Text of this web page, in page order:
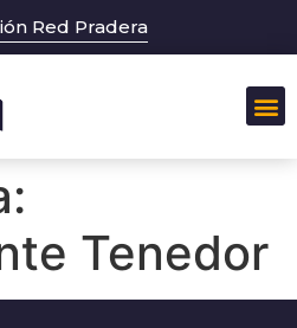
Red Pradera
Tenedor